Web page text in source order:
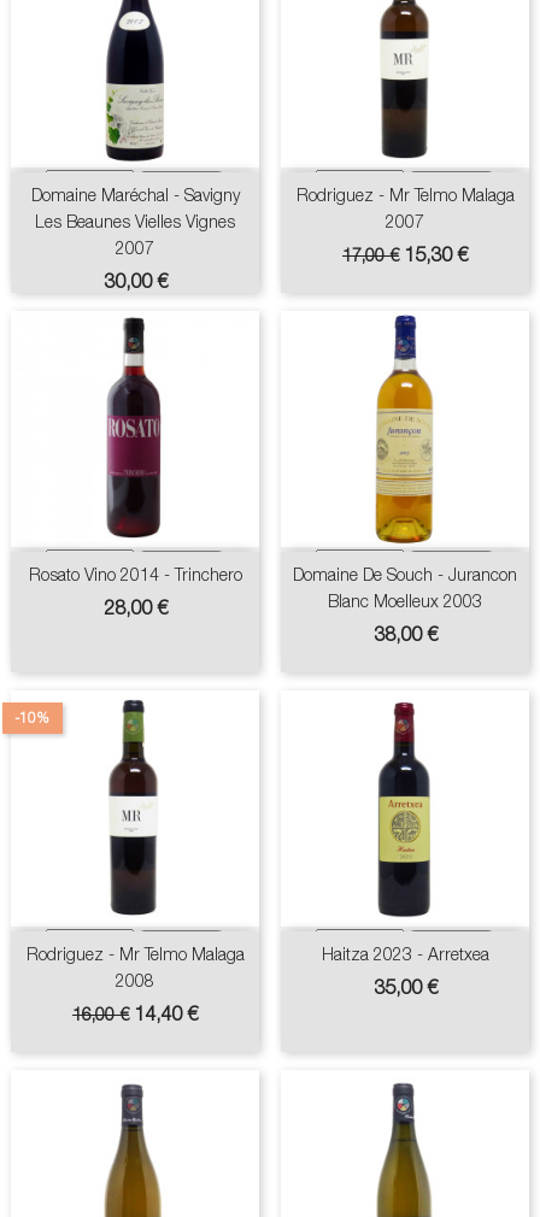
Domaine Maréchal - Savigny
Les Beaunes Vielles Vignes
2007
Prix
30,00 €
Rodriguez - Mr Telmo Malaga
2007
Prix
base
17,00 € Prix
15,30 €
Rosato Vino 2014 - Trinchero
Prix
28,00 €
Domaine De Souch - Jurancon
Blanc Moelleux 2003
Prix
38,00 €
Rodriguez - Mr Telmo Malaga
2008
Prix
base
16,00 €
-10%
Prix
14,40 €
Haitza 2023 - Arretxea
Prix
35,00 €